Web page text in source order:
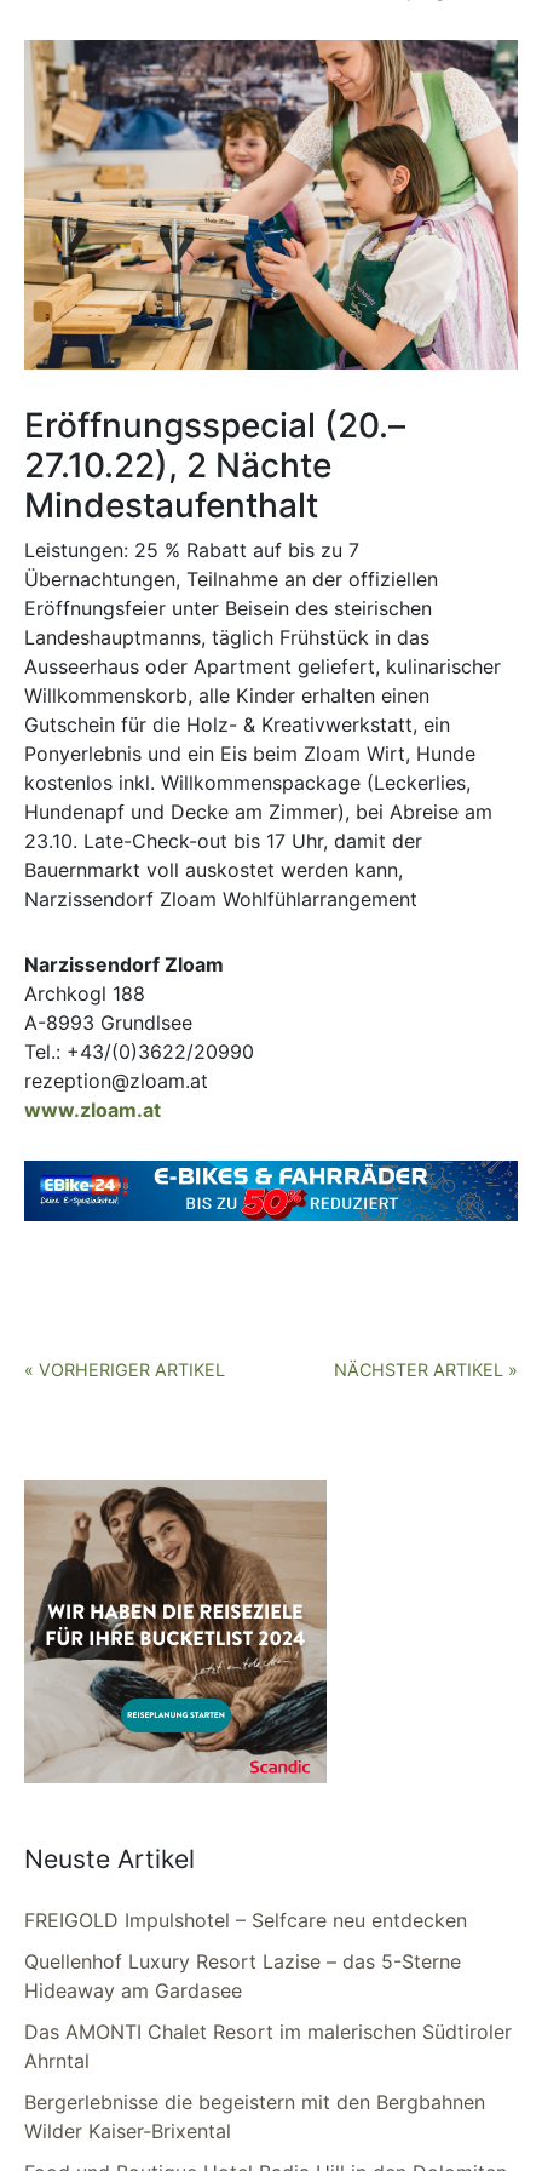
Eröffnungsspecial (20.–
27.10.22), 2 Nächte
Mindestaufenthalt
Leistungen: 25 % Rabatt auf bis zu 7
Übernachtungen, Teilnahme an der offiziellen
Eröffnungsfeier unter Beisein des steirischen
Landeshauptmanns, täglich Frühstück in das
Ausseerhaus oder Apartment geliefert, kulinarischer
Willkommenskorb, alle Kinder erhalten einen
Gutschein für die Holz- & Kreativwerkstatt, ein
Ponyerlebnis und ein Eis beim Zloam Wirt, Hunde
kostenlos inkl. Willkommenspackage (Leckerlies,
Hundenapf und Decke am Zimmer), bei Abreise am
23.10. Late-Check-out bis 17 Uhr, damit der
Bauernmarkt voll auskostet werden kann,
Narzissendorf Zloam Wohlfühlarrangement
Narzissendorf Zloam
Archkogl 188
A-8993 Grundlsee
Tel.: +43/(0)3622/20990
rezeption@zloam.at
www.zloam.at
NÄCHSTER ARTIKEL »
« VORHERIGER ARTIKEL
Neuste Artikel
FREIGOLD Impulshotel – Selfcare neu entdecken
Quellenhof Luxury Resort Lazise – das 5-Sterne
Hideaway am Gardasee
Das AMONTI Chalet Resort im malerischen Südtiroler
Ahrntal
Bergerlebnisse die begeistern mit den Bergbahnen
Wilder Kaiser-Brixental